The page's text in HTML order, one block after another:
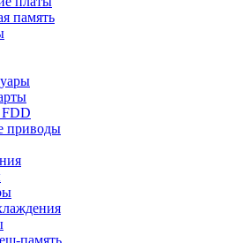
память
FDD
приводы
память